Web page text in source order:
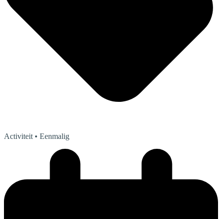
Activiteit • Eenmalig